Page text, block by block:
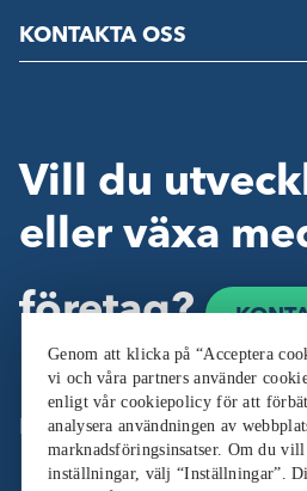
KONTAKTA OSS
Vill du
eller växa
företag?
Följ oss:
Genom att klicka på “Acceptera
vi och våra partners använder
enligt vår cookiepolicy för att
analysera användningen av
marknadsföringsinsatser. Om du vill
inställningar, välj “Inställningar”.